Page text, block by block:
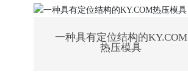
一种具有定位结构的KY.COM
热压模具